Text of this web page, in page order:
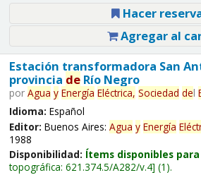
Hacer
Agregar al
Estación transformadora San
provincia deRío Negro
por Agua y Energía Eléctrica, Sociedad del
Idioma: Español
Editor: Buenos Aires: Agua y Energía
1988
Disponibilidad: Ítems disponibles
topográfica: 621.374.5/A282/v.4 (1).